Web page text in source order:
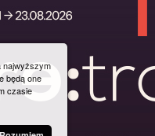
najwyższym
będą one
czasie